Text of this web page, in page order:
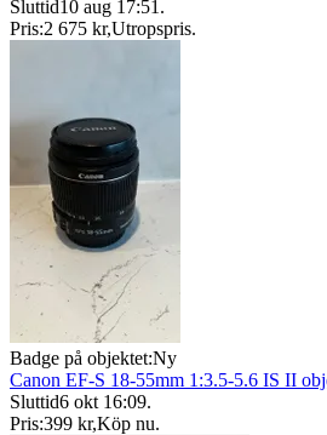
Sluttid10 aug 17:51 .
Pris:2 675 kr,Utropspris.
Badge på objektet:Ny
Canon EF-S 18-55mm 1:3.5-5.6 IS II
Sluttid6 okt 16:09.
Pris:399 kr,Köp nu.